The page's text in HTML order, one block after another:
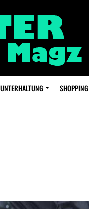
UNTERHALTUNG SHOPPING